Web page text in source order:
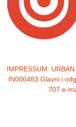
IMPRESSUM:
IN000483 Glavni i
707 e-